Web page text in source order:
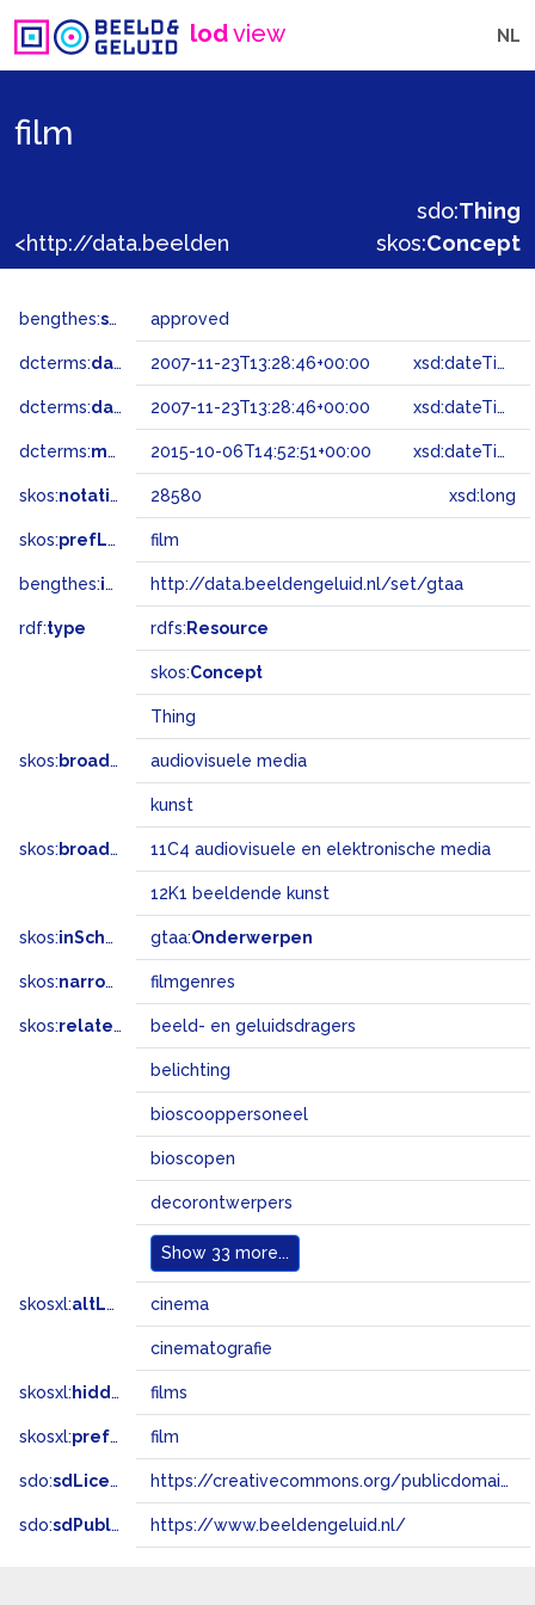
lodview NL
film
sdo:Thing
skos:Concept
bengthes:status approved
dcterms:dateAccepted 2007-11-23T13:28:46+00:00 xsd:dateTime
dcterms:dateSubmitted 2007-11-23T13:28:46+00:00 xsd:dateTime
dcterms:modified 2015-10-06T14:52:51+00:00 xsd:dateTime
skos:notation 28580 xsd:long
skos:prefLabel film
bengthes:inSet http://data.beeldengeluid.nl/set/gtaa
rdf:type rdfs: Resource
skos:Concept
Thing
skos: broader audiovisuele media
kunst
skos: broadMatch 11C4 audiovisuele en elektronische media
12K1 beeldende kunst
skos:inScheme gtaa:Onderwerpen
skos:narrower filmgenres
skos:related beeld- en geluidsdragers
belichting
bioscooppersoneel
bioscopen
decorontwerpers
Show 33 more...
skosxl:altLabel cinema
cinematografie
skosxl: hiddenLabel films
skosxl:prefLabel film
sdo:sdLicense https://creativecommons.org/publicdomain/zero/1.0/
sdo:sdPublisher https://www.beeldengeluid.nl/